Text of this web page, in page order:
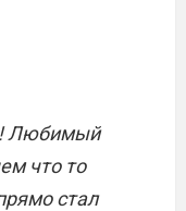
Любимый
что то
стал